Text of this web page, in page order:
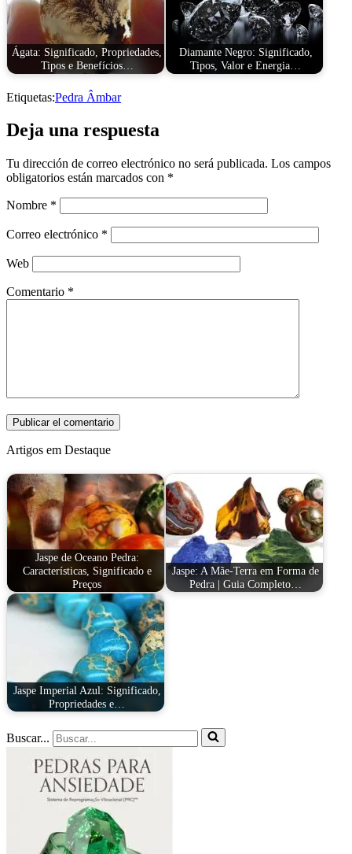
Ágata: Significado, Propriedades,
Tipos e Benefícios…
Diamante Negro: Significado,
Tipos, Valor e Energia…
Etiquetas:Pedra Âmbar
Deja una respuesta
Tu dirección de correo electrónico no será publicada. Los campos
obligatorios están marcados con *
Nombre *
Correo electrónico *
Web
Comentario *
Artigos em Destaque
Jaspe de Oceano Pedra:
Características, Significado e
Preços
Jaspe: A Mãe-Terra em Forma de
Pedra | Guia Completo…
Jaspe Imperial Azul: Significado,
Propriedades e…
Buscar...